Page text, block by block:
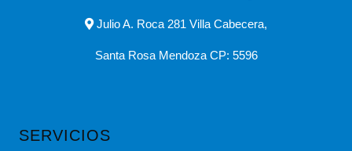
Julio A. Roca 281 Villa Cabecera,
Santa Rosa Mendoza CP: 5596
SERVICIOS